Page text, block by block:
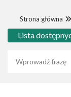
Strona główna
Lista